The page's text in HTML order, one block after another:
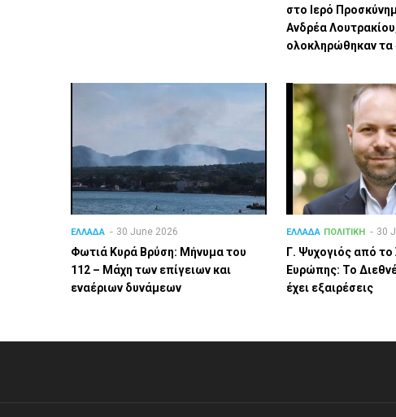
στο Ιερό
Ανδρέα
ολοκληρώθηκαν τα
ΕΛΛΑΔΑ 30 June 2026
Φωτιά Κυρά Βρύση: Μήνυμα του
112 – Μάχη των επίγειων και
εναέριων δυνάμεων
ΕΛΛΑΔΑ ΠΟΛΙΤΙΚΗ 30
Γ. Ψυχογιός από το
Ευρώπης: Το
έχει εξαιρέσεις